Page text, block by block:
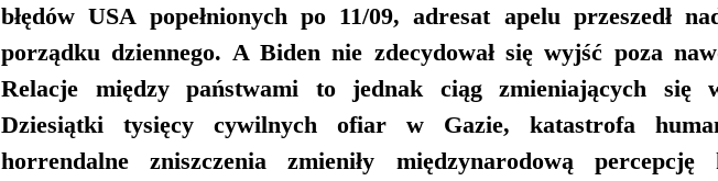
błędów USA popełnionych po 11/09, adresat apelu przeszedł
porządku dziennego. A Biden nie zdecydował się wyjść poza
Relacje między państwami to jednak ciąg zmieniających się
Dziesiątki tysięcy cywilnych ofiar w Gazie, katastrofa
horrendalne zniszczenia zmieniły międzynarodową percepcję